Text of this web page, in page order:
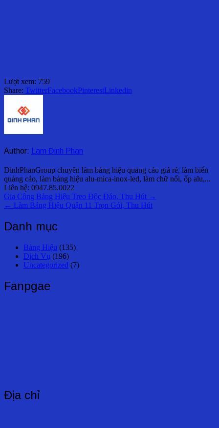
Lượt xem: 759
Share: TwitterFacebookPinterestLinkedin
Author: Lam Đinh Phan
DinhPhanGroup chuyên làm bảng hiệu quảng cáo giá rẻ, làm biển
quảng cáo, làm bảng hiệu alu-mica-inox-led, làm chữ nổi, ốp alu,...
Liên hệ: 0947.85.0022
Điều
hướng
bài
Gia Công Bảng Hiệu Treo Độc Đáo, Thu Hút →
← Làm Bảng Hiệu Quận 11 Trọn Gói, Thu Hút
Danh mục
Bảng Hiệu (135)
Dịch Vụ (196)
Uncategorized (7)
Fanpgae
Địa chỉ